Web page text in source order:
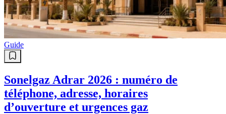
Guide
Sonelgaz Adrar 2026 : numéro de
téléphone, adresse, horaires
d’ouverture et urgences gaz